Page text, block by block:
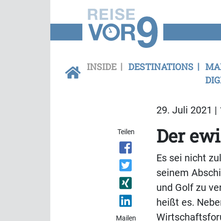
INSIDE DESTINATIONS
29. Juli 2021 |
Teilen
Mailen
Der
Es sei nicht
seinem
und Golf zu
heißt es.